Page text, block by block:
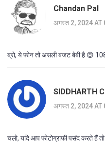
Chandan Pal
अगस्त 2, 2024 AT
ब्रो, ये फोन तो असली बजट बेबी है 😍
SIDDHARTH
अगस्त 2, 2024 AT
चलो, यदि आप फोटोग्राफी पसंद करते हैं